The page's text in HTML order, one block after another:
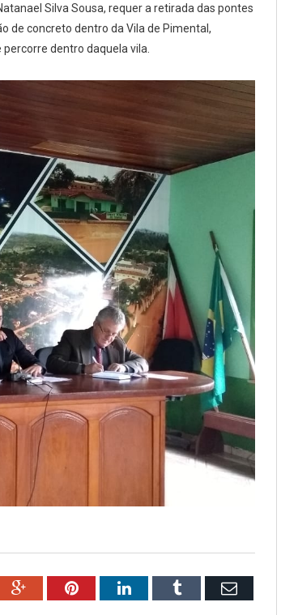
Silva Sousa, requer a retirada das pontes
de concreto dentro da Vila de Pimental,
dentro daquela vila.
Google+PinterestLinkedInTumblr Email